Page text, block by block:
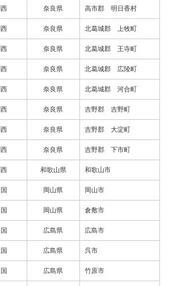
奈良県 高市郡 明日香村
奈良県 北葛城郡 上牧町
奈良県 北葛城郡 王寺町
奈良県 北葛城郡 広陵町
奈良県 北葛城郡 河合町
奈良県 吉野郡 吉野町
奈良県 吉野郡 大淀町
奈良県 吉野郡 下市町
和歌山県 和歌山市
岡山県 岡山市
岡山県 倉敷市
広島県 広島市
広島県 呉市
広島県 竹原市